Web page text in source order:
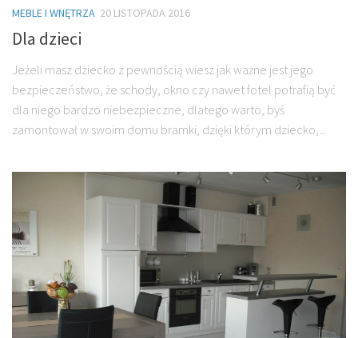
MEBLE I WNĘTRZA 20 LISTOPADA 2016
Dla dzieci
Jeżeli masz dziecko z pewnością wiesz jak ważne jest jego
bezpieczeństwo, że schody, okno czy nawet fotel potrafią być
dla niego bardzo niebezpieczne, dlatego warto, byś
zamontował w swoim domu bramki, dzięki którym dziecko,...